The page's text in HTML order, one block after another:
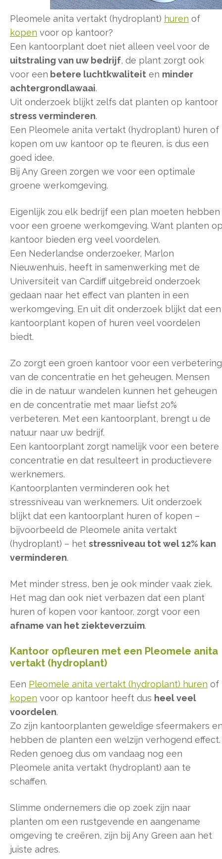
Pleomele anita vertakt (hydroplant) huren of
kopen voor op kantoor?
Een kantoorplant doet niet alleen veel voor de
uitstraling van uw bedrijf, de plant zorgt ook
voor een betere luchtkwaliteit en minder
achtergrondlawaai.
Uit onderzoek blijkt zelfs dat planten op kantoor
stress verminderen.
Een Pleomele anita vertakt (hydroplant) huren of
kopen om uw kantoor op te fleuren, is dus een
goed idee.
Bij Any Green zorgen we voor een optimale
groene werkomgeving.
Eigenlijk zou elk bedrijf een plan moeten hebben
voor een groene werkomgeving. Want planten
kantoor bieden erg veel voordelen.
Een Nederlandse onderzoeker, Marlon
Nieuwenhuis, heeft in samenwerking met de
Universiteit van Cardiff uitgebreid onderzoek
gedaan naar het effect van planten in een
werkomgeving. En uit dit onderzoek blijkt dat een
kantoorplant kopen of huren veel voordelen
biedt.
Zo zorgt een groen kantoor voor een verbetering
van de concentratie en het geheugen. Mensen
die in de natuur wandelen kunnen het geheugen
en de concentratie met maar liefst 20%
verbeteren. Met een kantoorplant, brengt u de
natuur naar uw bedrijf.
Een kantoorplant zorgt namelijk voor een betere
concentratie en dat resulteert in productievere
werknemers.
Kantoorplanten verminderen ook het
stressniveau van werknemers. Uit onderzoek
blijkt dat een kantoorplant huren of kopen –
bijvoorbeeld de Pleomele anita vertakt
(hydroplant) – het stressniveau tot wel 12% kan
verminderen.
Met minder stress, ben je ook minder vaak ziek.
Het mag dan ook niet verbazen dat een plant
huren of kopen voor kantoor, zorgt voor een
afname van het ziekteverzuim.
Kantoor opfleuren met een Pleomele anita
vertakt (hydroplant)
Een Pleomele anita vertakt (hydroplant) huren of
kopen voor op kantoor heeft dus heel veel
voordelen.
Zo zijn kantoorplanten geweldige sfeermakers
hebben de planten een welzijn verhogend effect.
Reden genoeg dus om vandaag nog een
Pleomele anita vertakt (hydroplant) aan te
schaffen.
Slimme ondernemers die op zoek zijn naar
planten om een rustgevende en aangename
omgeving te creëren, zijn bij Any Green aan het
juiste adres.